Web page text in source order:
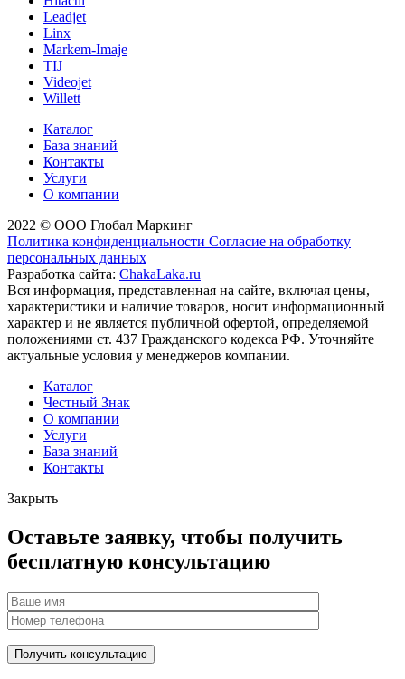
Leadjet
Linx
Markem-Imaje
TIJ
Videojet
Willett
Каталог
База знаний
Контакты
Услуги
О компании
2022 © ООО Глобал Маркинг
Политика конфиденциальности Согласие на обработку
персональных данных
Разработка сайта: ChakaLaka.ru
Вся информация, представленная на сайте, включая цены,
характеристики и наличие товаров, носит информационный
характер и не является публичной офертой, определяемой
положениями ст. 437 Гражданского кодекса РФ. Уточняйте
актуальные условия у менеджеров компании.
Каталог
Честный Знак
О компании
Услуги
База знаний
Контакты
Закрыть
Оставьте заявку, чтобы получить
бесплатную консультацию